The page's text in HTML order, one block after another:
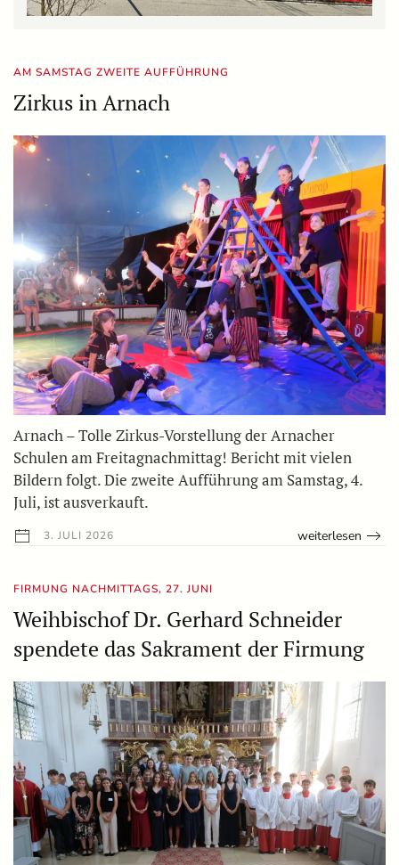
AM SAMSTAG ZWEITE AUFFÜHRUNG
Zirkus in Arnach
Arnach – Tolle Zirkus-Vorstellung der Arnacher
Schulen am Freitagnachmittag! Bericht mit vielen
Bildern folgt. Die zweite Aufführung am Samstag, 4.
Juli, ist ausverkauft.
3. JULI 2026 weiterlesen
FIRMUNG NACHMITTAGS, 27. JUNI
Weihbischof Dr. Gerhard Schneider
spendete das Sakrament der Firmung